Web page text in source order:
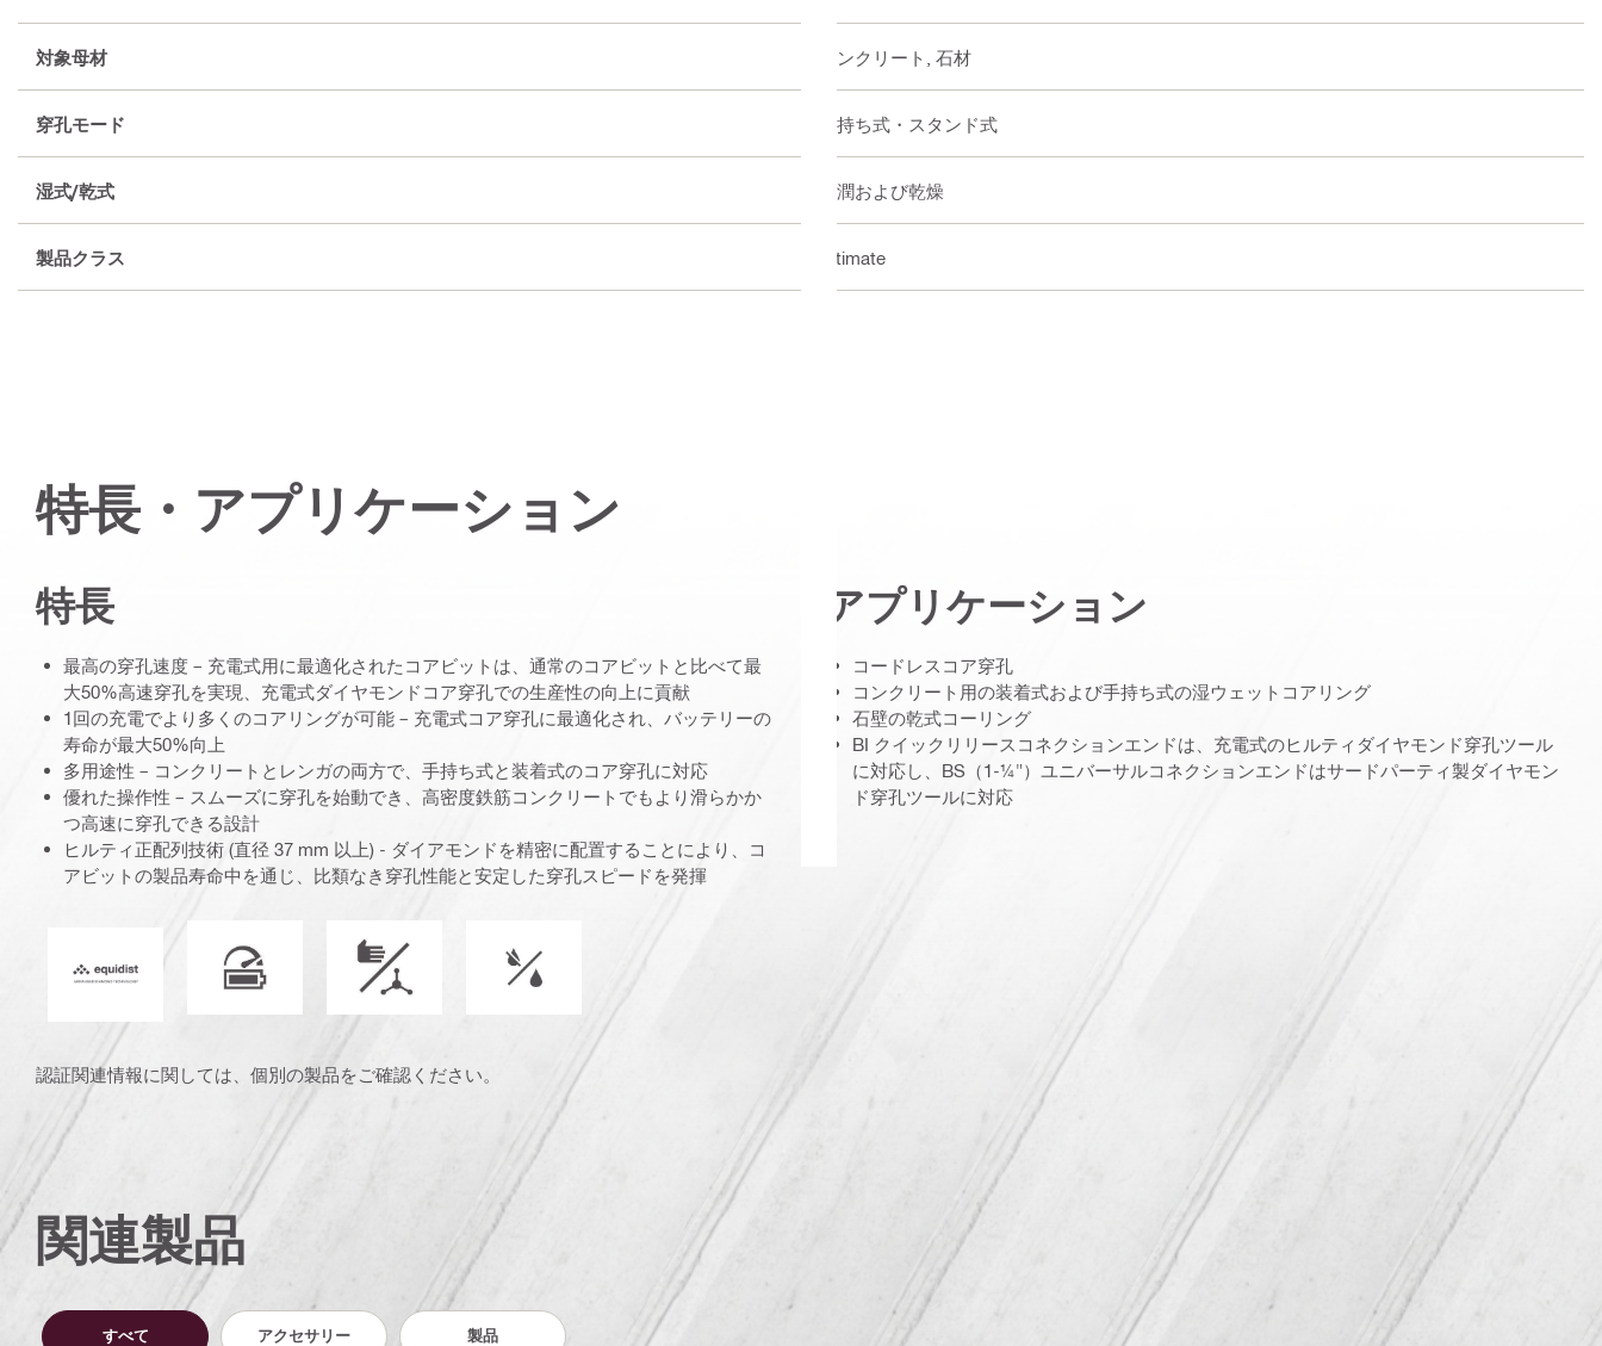
対象母材 コンクリート, 石材
穿孔モード 手持ち式・スタンド式
湿式/乾式 湿潤および乾燥
製品クラス Ultimate
特長・アプリケーション
特長
最高の穿孔速度 – 充電式用に最適化されたコアビットは、通常のコアビットと比べて最
大50%高速穿孔を実現、充電式ダイヤモンドコア穿孔での生産性の向上に貢献
1回の充電でより多くのコアリングが可能 – 充電式コア穿孔に最適化され、バッテリーの
寿命が最大50%向上
多用途性 – コンクリートとレンガの両方で、手持ち式と装着式のコア穿孔に対応
優れた操作性 – スムーズに穿孔を始動でき、高密度鉄筋コンクリートでもより滑らかか
つ高速に穿孔できる設計
ヒルティ正配列技術 (直径 37 mm 以上) - ダイアモンドを精密に配置することにより、コ
アビットの製品寿命中を通じ、比類なき穿孔性能と安定した穿孔スピードを発揮
Equidist_Icon_PDP (2940829)最適化された充電式ツール
操作モード
アプリケーション
コードレスコア穿孔
コンクリート用の装着式および手持ち式の湿ウェットコアリング
石壁の乾式コーリング
BI クイックリリースコネクションエンドは、充電式のヒルティダイヤモンド穿孔ツール
に対応し、BS（1-¼"）ユニバーサルコネクションエンドはサードパーティ製ダイヤモン
ド穿孔ツールに対応
認証関連情報に関しては、個別の製品をご確認ください。
関連製品
すべて アクセサリー 製品